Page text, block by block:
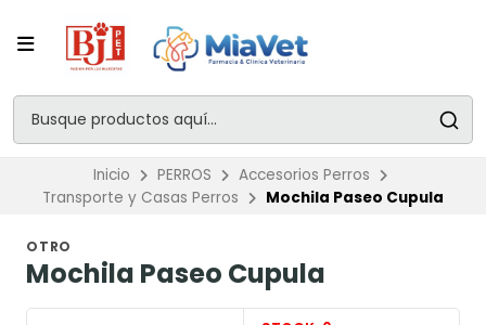
Inicio PERROS
Accesorios Perros
Transporte y Casas Perros
Mochila Paseo Cupula
OTRO
Mochila Paseo Cupula